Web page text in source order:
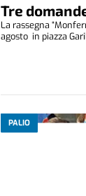
Tre
La rassegna
agosto in piazza
PALIO